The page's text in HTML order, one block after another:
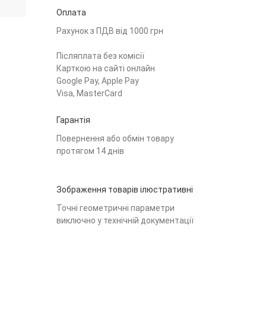
Оплата
Рахунок з ПДВ від 1000 грн
Післяплата без комісії
Карткою на сайті онлайн
Google Pay, Apple Pay
Visa, MasterCard
Гарантія
Повернення або обмін товару
протягом 14 днів
Зображення товарів ілюстративні
Точні геометричні параметри
виключно у технічній документації